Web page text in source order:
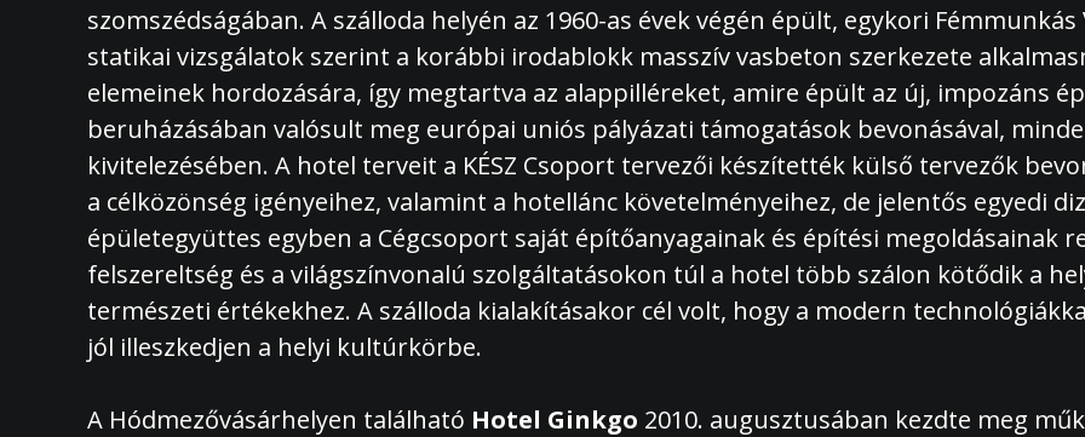
szomszédságában. A szálloda helyén az 1960-as évek végén épült, egykori
statikai vizsgálatok szerint a korábbi irodablokk masszív vasbeton szerkezete
elemeinek hordozására, így megtartva az alappilléreket, amire épült az új, impozáns
beruházásában valósult meg európai uniós pályázati támogatások bevonásával,
kivitelezésében. A hotel terveit a KÉSZ Csoport tervezői készítették külső tervezők
a célközönség igényeihez, valamint a hotellánc követelményeihez, de jelentős egyedi
épületegyüttes egyben a Cégcsoport saját építőanyagainak és építési megoldásainak
felszereltség és a világszínvonalú szolgáltatásokon túl a hotel több szálon kötődik a
természeti értékekhez. A szálloda kialakításakor cél volt, hogy a modern
jól illeszkedjen a helyi kultúrkörbe.
A Hódmezővásárhelyen található Hotel Ginkgo 2010. augusztusában kezdte meg